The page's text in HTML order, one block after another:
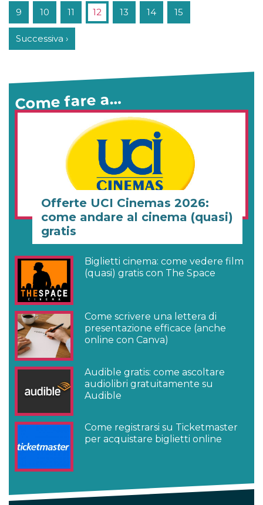
9 10 11 12 13 14 15
Successiva ›
Come fare a…
Offerte UCI Cinemas 2026:
come andare al cinema (quasi)
gratis
Biglietti cinema: come vedere film
(quasi) gratis con The Space
Come scrivere una lettera di
presentazione efficace (anche
online con Canva)
Audible gratis: come ascoltare
audiolibri gratuitamente su
Audible
Come registrarsi su Ticketmaster
per acquistare biglietti online